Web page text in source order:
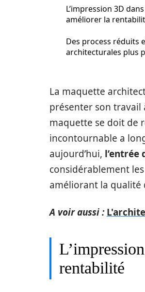
L’impression 3D
améliorer la
Des process réduits
architecturales plus
La maquette
présenter son travail
maquette se doit de
incontournable a
aujourd’hui, l’entrée
considérablement
améliorant la qualité
A voir aussi :
rentabilité